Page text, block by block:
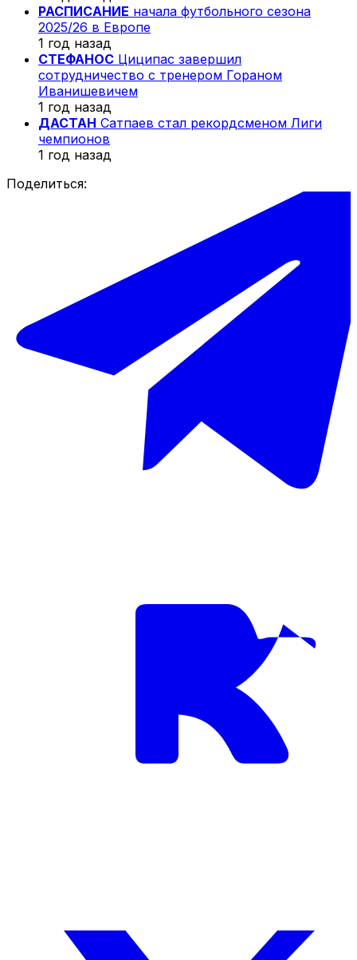
РАСПИСАНИЕ начала футбольного сезона
2025/26 в Европе
1 год назад
СТЕФАНОС Циципас завершил
сотрудничество с тренером Гораном
Иванишевичем
1 год назад
ДАСТАН Сатпаев стал рекордсменом Лиги
чемпионов
1 год назад
Поделиться: